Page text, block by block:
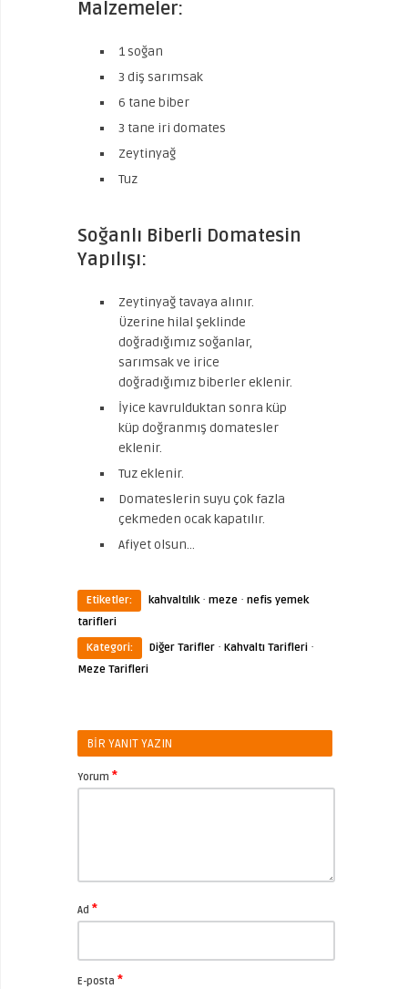
Malzemeler:
1 soğan
3 diş sarımsak
6 tane biber
3 tane iri domates
Zeytinyağ
Tuz
Soğanlı Biberli Domatesin
Yapılışı:
Zeytinyağ tavaya alınır.
Üzerine hilal şeklinde
doğradığımız soğanlar,
sarımsak ve irice
doğradığımız biberler eklenir.
İyice kavrulduktan sonra küp
küp doğranmış domatesler
eklenir.
Tuz eklenir.
Domateslerin suyu çok fazla
çekmeden ocak kapatılır.
Afiyet olsun…
Etiketler: kahvaltılık· meze · nefis yemek
tarifleri
Kategori:
Diğer Tarifler · Kahvaltı Tarifleri ·
Meze Tarifleri
BIR YANIT YAZIN
Yorum *
Ad *
E-posta *